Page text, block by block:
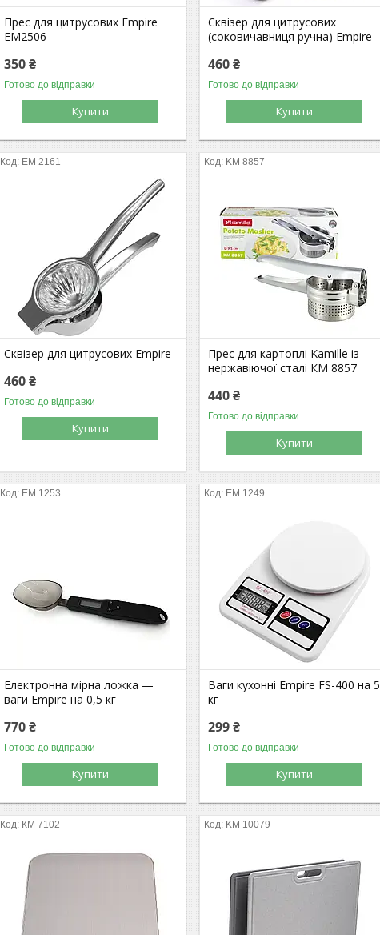
Прес для цитрусових Empire
EM2506
350 ₴
Готово до відправки
Купити
Сквізер для цитрусових
(соковичавниця ручна) Empire
460 ₴
Готово до відправки
Купити
EM 2161
Сквізер для цитрусових Empire
460 ₴
Готово до відправки
Купити
KM 8857
Прес для картоплі Kamille із
нержавіючої сталі КМ 8857
440 ₴
Готово до відправки
Купити
EM 1253
Електронна мірна ложка —
ваги Empire на 0,5 кг
770 ₴
Готово до відправки
Купити
EM 1249
Ваги кухонні Empire FS-400 на 5
кг
299 ₴
Готово до відправки
Купити
КМ 7102 KM 10079